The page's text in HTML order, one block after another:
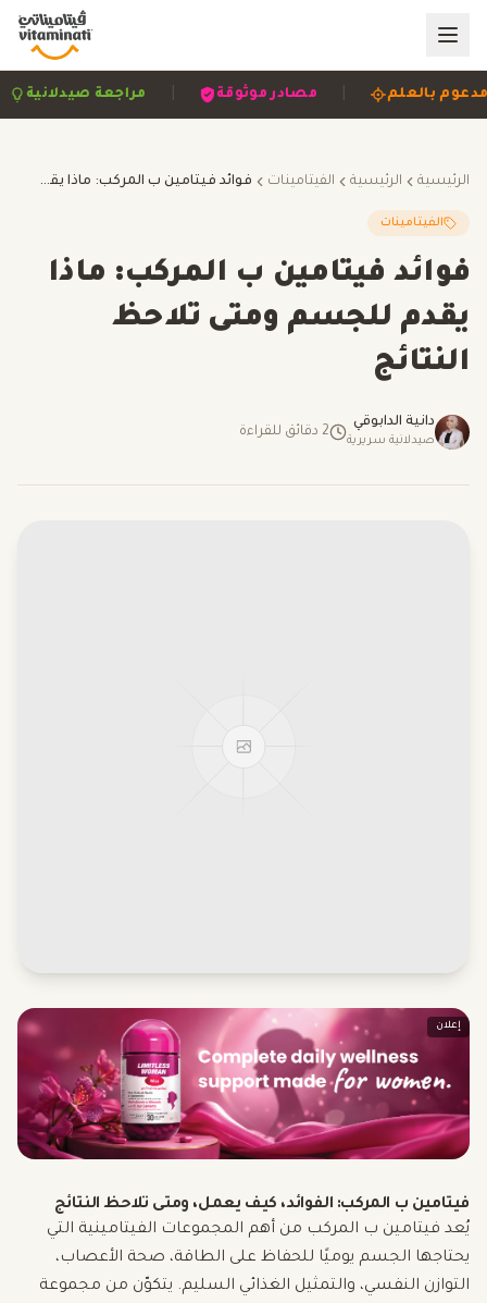
مراجعة | مصادر موثوقة | مدعوم بالعلم |
الرئيسية الرئيسية الفيتامينات فوائد فيتامين ب المركب: ماذا يقدم للجسم ومتى تلاحظ النتائج
الفيتامينات
فوائد فيتامين ب المركب: ماذا
يقدم للجسم ومتى تلاحظ
النتائج
دانية الدابوقي
صيدلانية سريرية
2 دقائق للقراءة
إعلان
فيتامين ب المركب: الفوائد، كيف يعمل، ومتى تلاحظ النتائج
يُعد فيتامين ب المركب من أهم المجموعات الفيتامينية التي
يحتاجها الجسم يوميًا للحفاظ على الطاقة، صحة الأعصاب،
التوازن النفسي، والتمثيل الغذائي السليم. يتكوّن من مجموعة